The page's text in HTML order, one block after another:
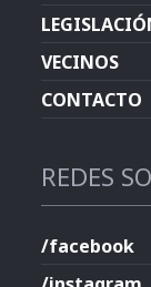
VECINOS
CONTACTO
REDES
/facebook